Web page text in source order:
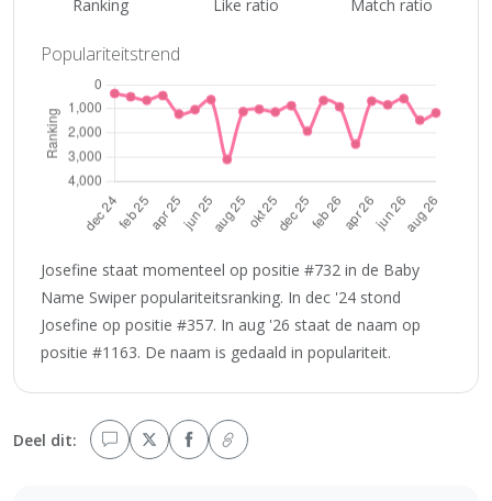
Ranking Like ratio Match ratio
Populariteitstrend
Josefine staat momenteel op positie #732 in de Baby
Name Swiper populariteitsranking. In dec '24 stond
Josefine op positie #357. In aug '26 staat de naam op
positie #1163. De naam is gedaald in populariteit.
Deel dit: